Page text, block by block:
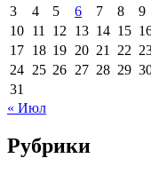
3
4 5 6 7 8
9
10 11 12 13 14 15
17 18 19 20 21 22
24 25 26 27 28 29
31
« Июл
Рубрики